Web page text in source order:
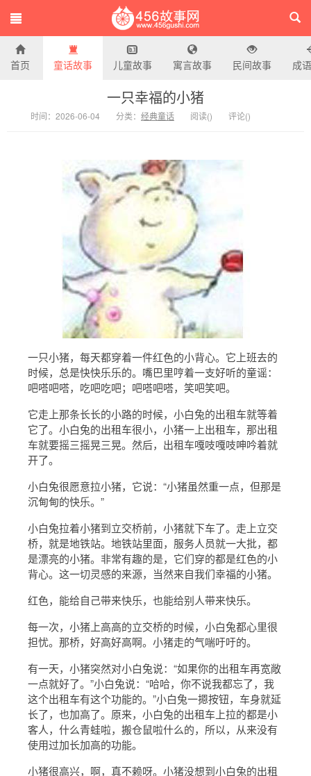
456故事网
首页 童话故事 儿童故事 寓言故事 民间故事 成
一只幸福的小猪
时间：2026-06-04 分类： 经典童话 阅读() 评论()
一只小猪，每天都穿着一件红色的小背心。它上班去的
时候，总是快快乐乐的。嘴巴里哼着一支好听的童谣：
吧嗒吧嗒，吃吧吃吧；吧嗒吧嗒，笑吧笑吧。
它走上那条长长的小路的时候，小白兔的出租车就等着
它了。小白兔的出租车很小，小猪一上出租车，那出租
车就要摇三摇晃三晃。然后，出租车嘎吱嘎吱呻吟着就
开了。
小白兔很愿意拉小猪，它说：“小猪虽然重一点，但那是
沉甸甸的快乐。”
小白兔拉着小猪到立交桥前，小猪就下车了。走上立交
桥，就是地铁站。地铁站里面，服务人员就一大批，都
是漂亮的小猪。非常有趣的是，它们穿的都是红色的小
背心。这一切灵感的来源，当然来自我们幸福的小猪。
红色，能给自己带来快乐，也能给别人带来快乐。
每一次，小猪上高高的立交桥的时候，小白兔都心里很
担忧。那桥，好高好高啊。小猪走的气喘吁吁的。
有一天，小猪突然对小白兔说：“如果你的出租车再宽敞
一点就好了。”小白兔说：“哈哈，你不说我都忘了，我
这个出租车有这个功能的。”小白兔一摁按钮，车身就延
长了，也加高了。原来，小白兔的出租车上拉的都是小
客人，什么青蛙啦，搬仓鼠啦什么的，所以，从来没有
使用过加长加高的功能。
小猪很高兴，啊，真不赖呀。小猪没想到小白兔的出租